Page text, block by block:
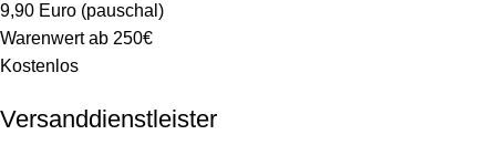
9,90 Euro (pauschal)
Warenwert ab 250€
Kostenlos
Versanddienstleister